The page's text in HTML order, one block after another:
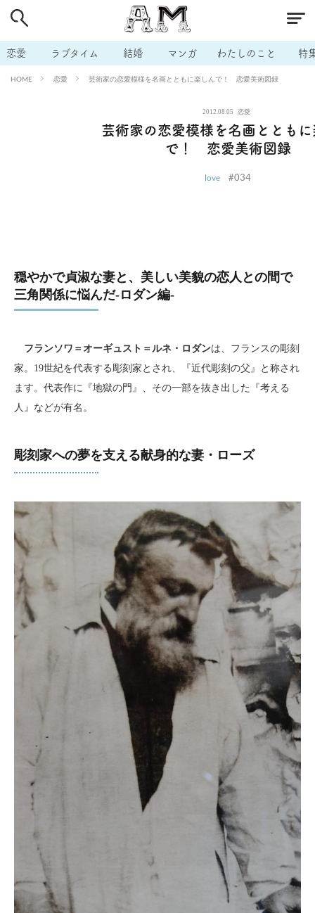
恋愛 ラブタイム 結婚 マンガ わたしのこと 特
HOME 恋愛 芸術家の恋愛模様を名画とともに楽しんで！ 恋愛美術図録
2012.08.05 恋愛
芸術家の恋愛模様を名画ととも
で！ 恋愛美術図録
love #034
穏やかで貞淑な妻と、美しい美貌の恋人との間で
三角関係に悩んだ-ロダン編-
フランソワ＝オーギュスト＝ルネ・ロダンは、フランスの彫刻
家。19世紀を代表する彫刻家とされ、『近代彫刻の父』と称され
ます。代表作に『地獄の門』、その一部を抜き出した『考える
人』などが有名。
彫刻家への夢を支える献身的な妻・ローズ
# 男の本音 # セフレ # 不倫
# 出会う方法 # マッチングアプリ # ラブグッズ # 体の相